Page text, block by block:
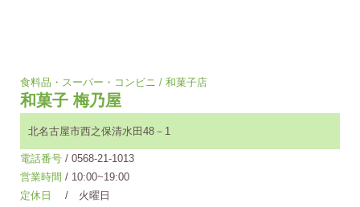
食料品・スーパー・コンビニ / 和菓子店
和菓子 梅乃屋
北名古屋市西之保清水田48－1
電話番号 / 0568-21-1013
営業時間 / 10:00~19:00
定休日
/ 火曜日